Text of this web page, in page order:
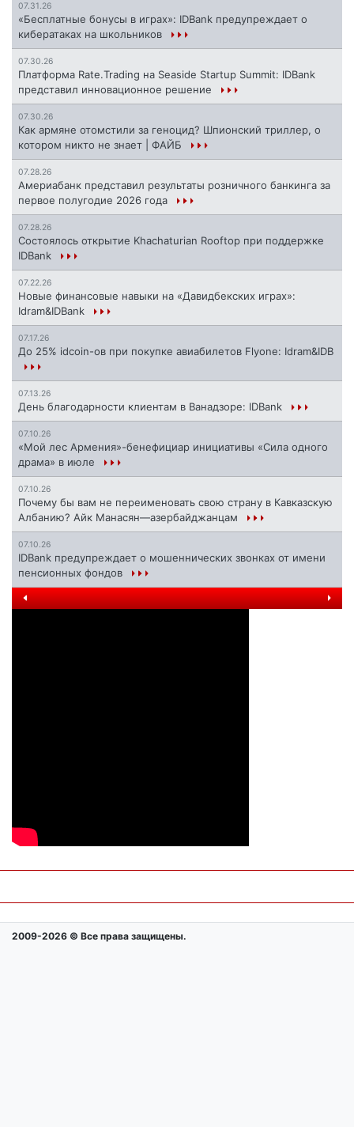
07.31.26
«Бесплатные бонусы в играх»: IDBank предупреждает о
кибератаках на школьников
07.30.26
Платформа Rate.Trading на Seaside Startup Summit: IDBank
представил инновационное решение
07.30.26
Как армяне отомстили за геноцид? Шпионский триллер, о
котором никто не знает | ФАЙБ
07.28.26
Америабанк представил результаты розничного банкинга за
первое полугодие 2026 года
07.28.26
Состоялось открытие Khachaturian Rooftop при поддержке
IDBank
07.22.26
Новые финансовые навыки на «Давидбекских играх»:
Idram&IDBank
07.17.26
До 25% idcoin-ов при покупке авиабилетов Flyone: Idram&IDB
07.13.26
День благодарности клиентам в Ванадзоре: IDBank
07.10.26
«Мой лес Армения»-бенефициар инициативы «Сила одного
драма» в июле
07.10.26
Почему бы вам не переименовать свою страну в Кавказскую
Албанию? Айк Манасян—азербайджанцам
07.10.26
IDBank предупреждает о мошеннических звонках от имени
пенсионных фондов
2009-2026 © Все права защищены.